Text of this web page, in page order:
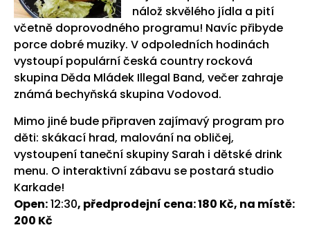
nálož skvělého jídla a pití
včetně doprovodného programu! Navíc přibyde
porce dobré muziky. V odpoledních hodinách
vystoupí populární česká country rocková
skupina Děda Mládek Illegal Band, večer zahraje
známá bechyňská skupina Vodovod.
Mimo jiné bude připraven zajímavý program pro
děti: skákací hrad, malování na obličej,
vystoupení taneční skupiny Sarah i dětské drink
menu. O interaktivní zábavu se postará studio
Karkade!
Open:12:30, předprodejní cena: 180 Kč, na místě:
200 Kč